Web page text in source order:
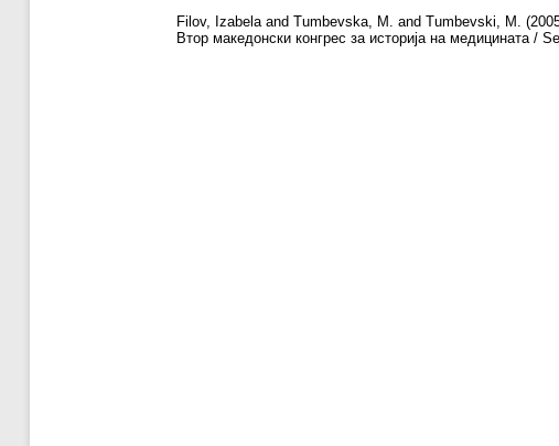
Filov, Izabela and Tumbevska, M. and Tumbevski, M.
Втор македонски конгрес за историја на медицината